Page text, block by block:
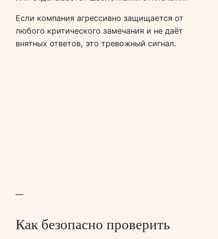
Если компания агрессивно защищается от
любого критического замечания и не даёт
внятных ответов, это тревожный сигнал.
—
Как безопасно проверить